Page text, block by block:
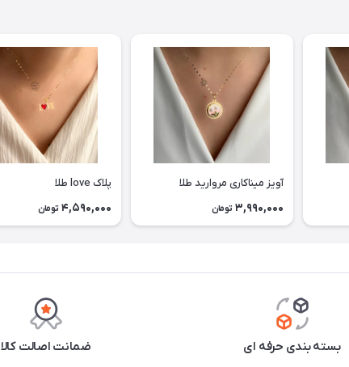
آویز میناکاری مروارید طلا
3,990,000 تومان
پلاک love طلا
4,590,000 تومان
بسته بندی حرفه ای ضمانت اصالت کالا